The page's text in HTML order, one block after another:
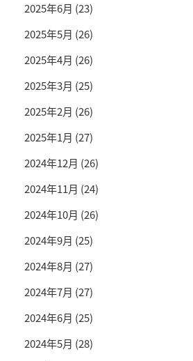
2025年6月 (23)
2025年5月 (26)
2025年4月 (26)
2025年3月 (25)
2025年2月 (26)
2025年1月 (27)
2024年12月 (26)
2024年11月 (24)
2024年10月 (26)
2024年9月 (25)
2024年8月 (27)
2024年7月 (27)
2024年6月 (25)
2024年5月 (28)